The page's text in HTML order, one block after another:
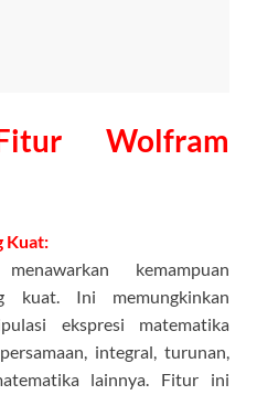
Wolfram
Kuat:
kemampuan
kuat. Ini memungkinkan
ekspresi matematika
integral, turunan,
lainnya. Fitur ini